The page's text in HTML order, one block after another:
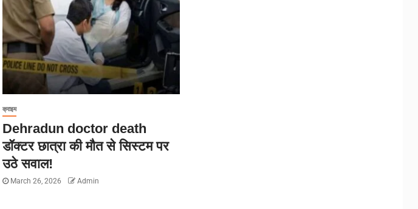
क्राइम
Dehradun doctor death
डॉक्टर छात्रा की मौत से सिस्टम पर
उठे सवाल!
March 26, 2026 Admin